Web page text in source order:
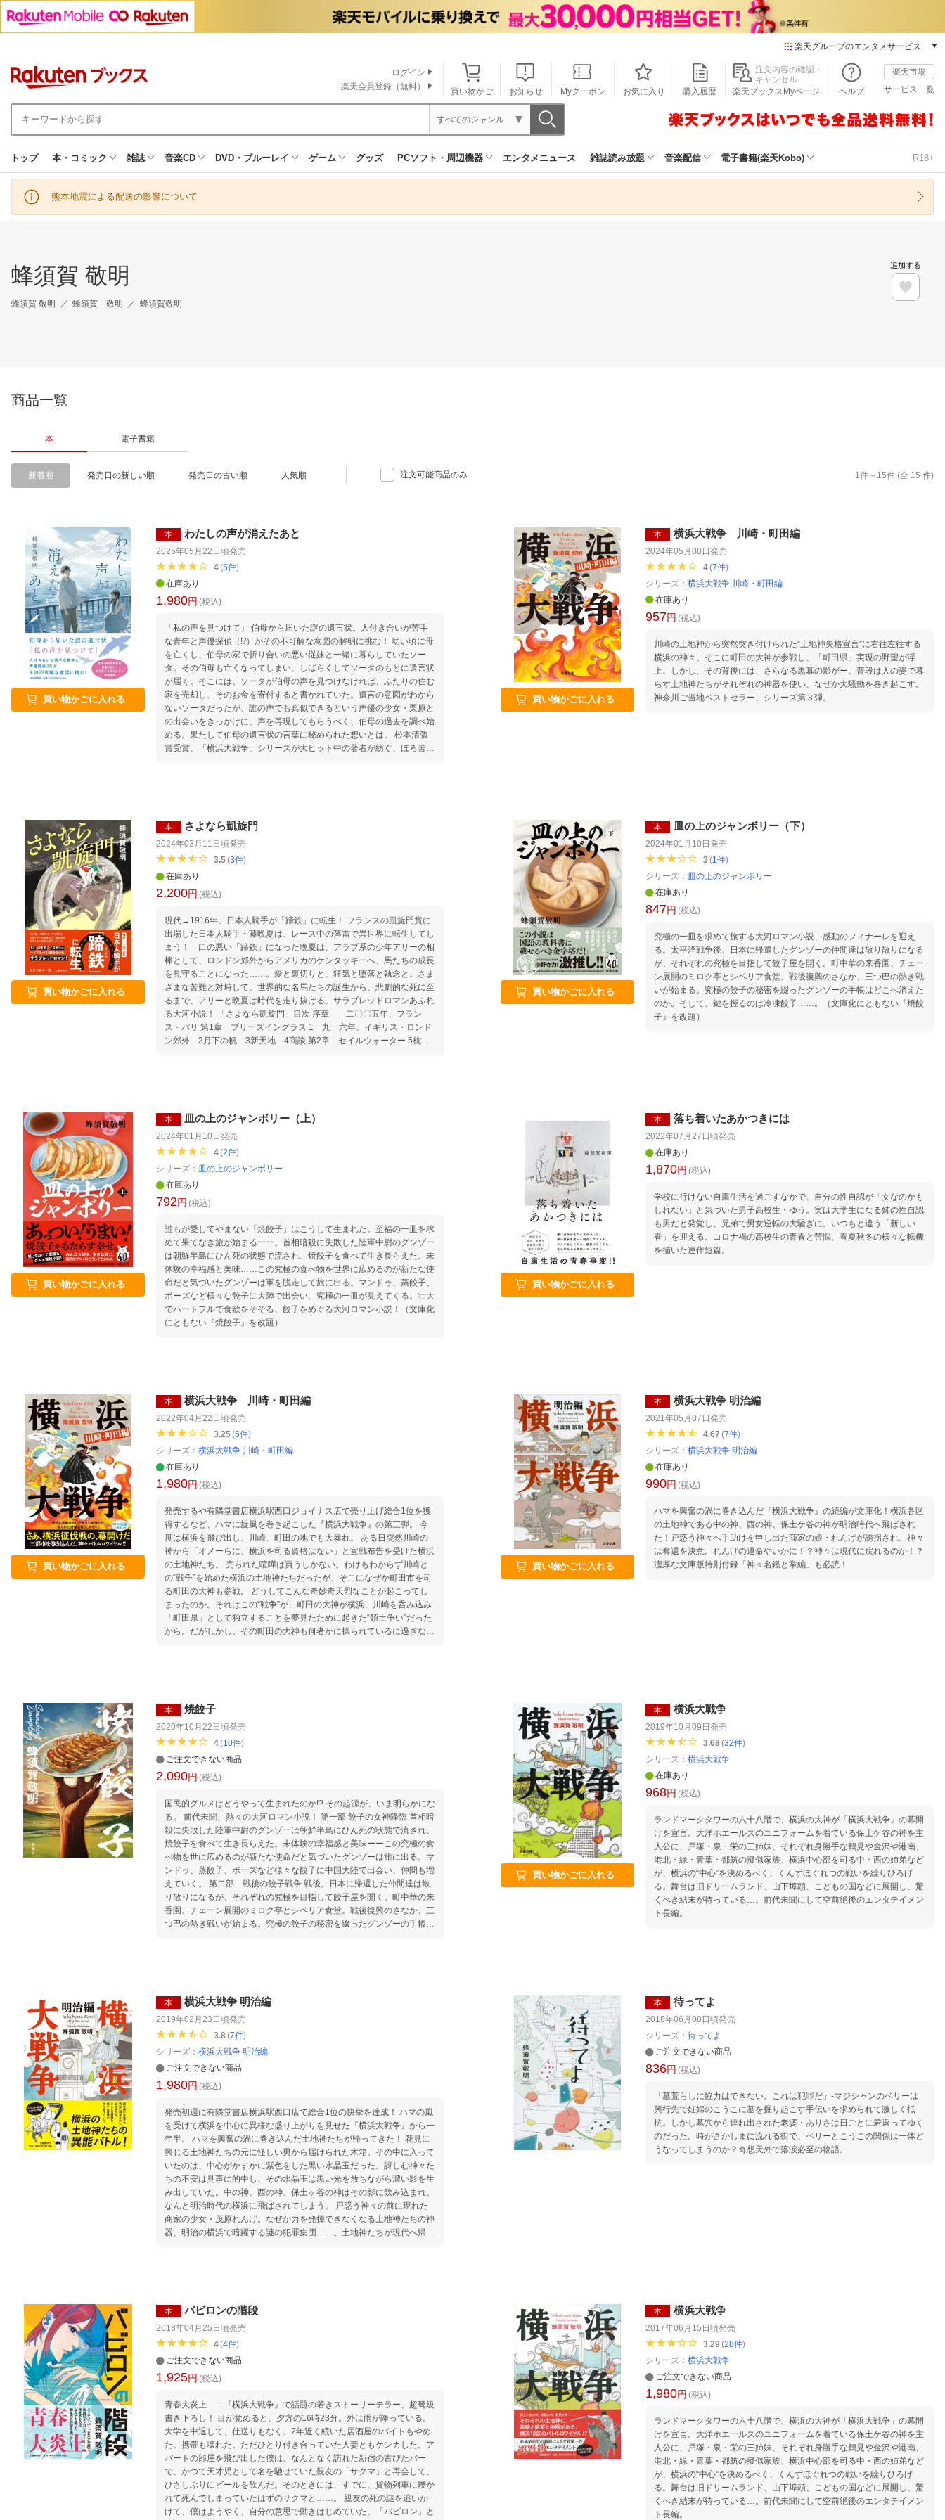
楽天グループのエンタメサービス
本/ゲーム/CD/DVD
楽天ブックス
楽天Kobo
楽天ミュージック
楽天TV
買い物かご お知らせ Myクーポン お気に入り 購入履歴
注文内容の確認・
キャンセル
楽天ブックスMyページ
ヘルプ
楽天市場
サービス一覧
ログイン
楽天会員登録（無料）
すべてのジャンル
トップ 本・コミック 雑誌 音楽CD DVD・ブルーレイ ゲーム グッズ PCソフト・周辺機器 エンタメニュース 雑誌読み放題 音楽配信 電子書籍(楽天Kobo) R18+
熊本地震による配送の影響について
蜂須賀 敬明
蜂須賀 敬明 蜂須賀 敬明 蜂須賀敬明
追加する
商品一覧
本 電子書籍
新着順 発売日の新しい順 発売日の古い順 人気順 注文可能商品のみ 1 件～ 15件 (全 15 件)
買い物かごに入れる
本 わたしの声が消えたあと
2025年05月22日頃発売
4(5件)
在庫あり
1,980円 (税込)
「私の声を見つけて」 伯母から届いた謎の遺言状。人付き合いが苦手
な青年と声優探偵（⁉）がその不可解な意図の解明に挑む！ 幼い頃に母
を亡くし、伯母の家で折り合いの悪い従妹と一緒に暮らしていたソー
タ。その伯母も亡くなってしまい、しばらくしてソータのもとに遺言状
が届く。そこには、ソータが伯母の声を見つけなければ、ふたりの住む
家を売却し、そのお金を寄付すると書かれていた。遺言の意図がわから
ないソータだったが、誰の声でも真似できるという声優の少女・栗原と
の出会いをきっかけに、声を再現してもらうべく、伯母の過去を調べ始
める。果たして伯母の遺言状の言葉に秘められた想いとは。 松本清張
賞受賞、「横浜大戦争」シリーズが大ヒット中の著者が紡ぐ、ほろ苦く
買い物かごに入れる
本 横浜大戦争 川崎・町田編
2024年05月08日発売
4(7件)
シリーズ： 横浜大戦争 川崎・町田編
在庫あり
957円 (税込)
川崎の土地神から突然突き付けられた“土地神失格宣言”に右往左往する
横浜の神々。そこに町田の大神が参戦し、「町田県」実現の野望が浮
上。しかし、その背後には、さらなる黒幕の影がー。普段は人の姿で暮
らす土地神たちがそれぞれの神器を使い、なぜか大騒動を巻き起こす。
神奈川ご当地ベストセラー、シリーズ第３弾。
買い物かごに入れる
本 さよなら凱旋門
2024年03月11日頃発売
3.5(3件)
在庫あり
2,200円 (税込)
現代→1916年。日本人騎手が「蹄鉄」に転生！ フランスの凱旋門賞に
出場した日本人騎手・藤晩夏は、レース中の落雷で異世界に転生してし
まう！ 口の悪い「蹄鉄」になった晩夏は、アラブ系の少年アリーの相
棒として、ロンドン郊外からアメリカのケンタッキーへ、馬たちの成長
を見守ることになった……。愛と裏切りと、狂気と堕落と執念と。さま
ざまな苦難と対峙して、世界的な名馬たちの誕生から、悲劇的な死に至
るまで、アリーと晩夏は時代を走り抜ける。サラブレッドロマンあふれ
る大河小説！ 「さよなら凱旋門」目次 序章 二〇〇五年、フラン
ス・パリ 第1章 ブリーズイングラス 1一九一六年、イギリス・ロンド
ン郊外 2月下の帆 3新天地 4商談 第2章 セイルウォーター 5杭を
買い物かごに入れる
本 皿の上のジャンボリー（下）
2024年01月10日発売
3(1 件)
シリーズ： 皿の上のジャンボリー
在庫あり
847円 (税込)
究極の一皿を求めて旅する大河ロマン小説、感動のフィナーレを迎え
る。太平洋戦争後、日本に帰還したグンゾーの仲間達は散り散りになる
が、それぞれの究極を目指して餃子屋を開く。町中華の来香園、チェー
ン展開のミロク亭とシベリア食堂。戦後復興のさなか、三つ巴の熱き戦
いが始まる。究極の餃子の秘密を綴ったグンゾーの手帳はどこへ消えた
のか。そして、鍵を握るのは冷凍餃子……。（文庫化にともない『焼餃
子』を改題）
買い物かごに入れる
本 皿の上のジャンボリー（上）
2024年01月10日発売
4(2件)
シリーズ： 皿の上のジャンボリー
在庫あり
792円 (税込)
誰もが愛してやまない「焼餃子」はこうして生まれた。至福の一皿を求
めて果てなき旅が始まるーー。首相暗殺に失敗した陸軍中尉のグンゾー
は朝鮮半島にひん死の状態で流され、焼餃子を食べて生き長らえた。未
体験の幸福感と美味……この究極の食べ物を世界に広めるのが新たな使
命だと気づいたグンゾーは軍を脱走して旅に出る。マンドゥ、蒸餃子、
ボーズなど様々な餃子に大陸で出会い、究極の一皿が見えてくる。壮大
でハートフルで食欲をそそる、餃子をめぐる大河ロマン小説！（文庫化
にともない『焼餃子』を改題）
買い物かごに入れる
本 落ち着いたあかつきには
2022年07月27日頃発売
在庫あり
1,870円 (税込)
学校に行けない自粛生活を過ごすなかで、自分の性自認が「女なのかも
しれない」と気づいた男子高校生・ゆう。実は大学生になる姉の性自認
も男だと発覚し、兄弟で男女逆転の大騒ぎに。いつもと違う「新しい
春」を迎える。コロナ禍の高校生の青春と苦悩、春夏秋冬の様々な転機
を描いた連作短篇。
買い物かごに入れる
本 横浜大戦争 川崎・町田編
2022年04月22日頃発売
3.25(6件)
シリーズ： 横浜大戦争 川崎・町田編
在庫あり
1,980円 (税込)
発売するや有隣堂書店横浜駅西口ジョイナス店で売り上げ総合1位を獲
得するなど、ハマに旋風を巻き起こした『横浜大戦争』の第三弾。 今
度は横浜を飛び出し、川崎、町田の地でも大暴れ。 ある日突然川崎の
神から「オメーらに、横浜を司る資格はない」と宣戦布告を受けた横浜
の土地神たち。 売られた喧嘩は買うしかない。わけもわからず川崎と
の“戦争”を始めた横浜の土地神たちだったが、そこになぜか町田市を司
る町田の大神も参戦。 どうしてこんな奇妙奇天烈なことが起こってし
まったのか。それはこの“戦争”が、町田の大神が横浜、川崎を呑み込み
「町田県」として独立することを夢見たために起きた“領土争い”だった
から。だがしかし、その町田の大神も何者かに操られているに過ぎなか
買い物かごに入れる
本 横浜大戦争 明治編
2021年05月07日 発売
4.67 (7件)
シリーズ： 横浜大戦争 明治編
在庫あり
990円 (税込)
ハマを興奮の渦に巻き込んだ『横浜大戦争』の続編が文庫化！横浜各区
の土地神である中の神、西の神、保土ケ谷の神が明治時代へ飛ばされ
た！戸惑う神々へ手助けを申し出た商家の娘・れんげが誘拐され、神々
は奪還を決意。れんげの運命やいかに！？神々は現代に戻れるのか！？
濃厚な文庫版特別付録「神々名鑑と掌編」も必読！
本 焼餃子
2020年10月22日頃発売
4(10件)
ご注文できない商品
2,090円 (税込)
国民的グルメはどうやって生まれたのか!? その起源が、いま明らかにな
る。 前代未聞、熱々の大河ロマン小説！ 第一部 餃子の女神降臨 首相暗
殺に失敗した陸軍中尉のグンゾーは朝鮮半島にひん死の状態で流され、
焼餃子を食べて生き長らえた。未体験の幸福感と美味ーーこの究極の食
べ物を世に広めるのが新たな使命だと気づいたグンゾーは旅に出る。マ
ンドゥ、蒸餃子、ボーズなど様々な餃子に中国大陸で出会い、仲間も増
えていく。 第二部 戦後の餃子戦争 戦後、日本に帰還した仲間達は散
り散りになるが、それぞれの究極を目指して餃子屋を開く。町中華の来
香園、チェーン展開のミロク亭とシベリア食堂。戦後復興のさなか、三
つ巴の熱き戦いが始まる。究極の餃子の秘密を綴ったグンゾーの手帳は
買い物かごに入れる
本 横浜大戦争
2019年10月09日 発売
3.68(32件)
シリーズ： 横浜大戦争
在庫あり
968円 (税込)
ランドマークタワーの六十八階で、横浜の大神が「横浜大戦争」の幕開
けを宣言。大洋ホエールズのユニフォームを着ている保土ケ谷の神を主
人公に、戸塚・泉・栄の三姉妹、それぞれ身勝手な鶴見や金沢や港南、
港北・緑・青葉・都筑の擬似家族、横浜中心部を司る中・西の姉弟など
が、横浜の“中心”を決めるべく、くんずほぐれつの戦いを繰りひろげ
る。舞台は旧ドリームランド、山下埠頭、こどもの国などに展開し、驚
くべき結末が待っている…。前代未聞にして空前絶後のエンタテイメン
ト長編。
本 横浜大戦争 明治編
2019年02月23日頃発売
3.8(7件)
シリーズ： 横浜大戦争 明治編
ご注文できない商品
1,980円 (税込)
発売初週に有隣堂書店横浜駅西口店で総合1位の快挙を達成！ ハマの風
を受けて横浜を中心に異様な盛り上がりを見せた『横浜大戦争』から一
年半。 ハマを興奮の渦に巻き込んだ土地神たちが帰ってきた！ 花見に
興じる土地神たちの元に怪しい男から届けられた木箱。その中に入って
いたのは、中心がかすかに紫色をした黒い水晶玉だった。訝しむ神々た
ちの不安は見事に的中し、その水晶玉は黒い光を放ちながら濃い影を生
み出していた。中の神、西の神、保土ヶ谷の神はその影に飲み込まれ、
なんと明治時代の横浜に飛ばされてしまう。 戸惑う神々の前に現れた
商家の少女・茂原れんげ。なぜか力を発揮できなくなる土地神たちの神
器、明治の横浜で暗躍する謎の犯罪集団……。土地神たちが現代へ帰る
本 待ってよ
2018年06月08日頃発売
シリーズ： 待ってよ
ご注文できない商品
836円 (税込)
「墓荒らしに協力はできない。これは犯罪だ」-マジシャンのベリーは
興行先で妊婦のこうこに墓を掘り起こす手伝いを求められて激しく抵
抗。しかし墓穴から連れ出された老婆・ありさは日ごとに若返ってゆく
のだった。時がさかしまに流れる街で、ペリーとこうこの関係は一体ど
うなってしまうのか？奇想天外で落涙必至の物語。
本 バビロンの階段
2018年04月25日頃発売
4(4件)
ご注文できない商品
1,925円 (税込)
青春大炎上……『横浜大戦争』で話題の若きストーリーテラー、超弩級
書き下ろし！ 目が覚めると、夕方の16時23分。外は雨が降っている。
大学を中退して、仕送りもなく、2年近く続いた居酒屋のバイトもやめ
た。携帯も壊れた。ただひとり付き合っていた人妻ともケンカした。ア
パートの部屋を飛び出した僕は、なんとなく訪れた新宿の古びたバー
で、かつて天才児として名を馳せていた親友の「サクマ」と再会して、
ひさしぶりにビールを飲んだ。そのときには、すでに、貨物列車に轢か
れて死んでしまっていたはずのサクマと……。 親友の死の謎を追いか
けて、僕はようやく、自分の意思で動きはじめていた。「バビロン」と
本 横浜大戦争
2017年06月15日頃発売
3.29(28件)
シリーズ： 横浜大戦争
ご注文できない商品
1,980円 (税込)
ランドマークタワーの六十八階で、横浜の大神が「横浜大戦争」の幕開
けを宣言。大洋ホエールズのユニフォームを着ている保土ケ谷の神を主
人公に、戸塚・泉・栄の三姉妹、それぞれ身勝手な鶴見や金沢や港南、
港北・緑・青葉・都筑の擬似家族、横浜中心部を司る中・西の姉弟など
が、横浜の“中心”を決めるべく、くんずほぐれつの戦いを繰りひろげ
る。舞台は旧ドリームランド、山下埠頭、こどもの国などに展開し、驚
くべき結末が待っている…。前代未聞にして空前絶後のエンタテイメン
ト長編。